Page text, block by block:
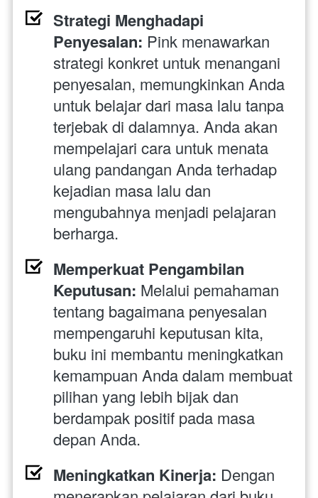
Strategi Menghadapi
Penyesalan: Pink menawarkan
strategi konkret untuk menangani
penyesalan, memungkinkan Anda
untuk belajar dari masa lalu tanpa
terjebak di dalamnya. Anda akan
mempelajari cara untuk menata
ulang pandangan Anda terhadap
kejadian masa lalu dan
mengubahnya menjadi pelajaran
berharga.
Memperkuat Pengambilan
Keputusan: Melalui pemahaman
tentang bagaimana penyesalan
mempengaruhi keputusan kita,
buku ini membantu meningkatkan
kemampuan Anda dalam membuat
pilihan yang lebih bijak dan
berdampak positif pada masa
depan Anda.
Meningkatkan Kinerja: Dengan